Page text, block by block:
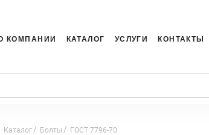
КОМПАНИИ КАТАЛОГ УСЛУГИ КОНТАКТЫ
Каталог Болты ГОСТ 7796-70